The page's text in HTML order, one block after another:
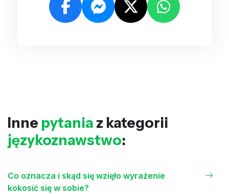
Inne pytania z kategorii
językoznawstwo:
Co oznacza i skąd się wzięło wyrażenie
kokosić się w sobie?